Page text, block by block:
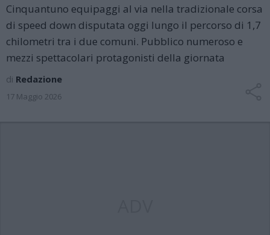
Cinquantuno equipaggi al via nella tradizionale corsa
di speed down disputata oggi lungo il percorso di 1,7
chilometri tra i due comuni. Pubblico numeroso e
mezzi spettacolari protagonisti della giornata
di Redazione
17 Maggio 2026